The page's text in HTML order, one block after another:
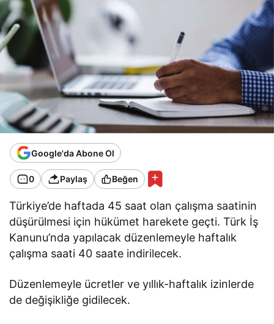
Google'da Abone Ol
0 Paylaş Beğen
Türkiye’de haftada 45 saat olan çalışma saatinin
düşürülmesi için hükümet harekete geçti. Türk İş
Kanunu’nda yapılacak düzenlemeyle haftalık
çalışma saati 40 saate indirilecek.
Düzenlemeyle ücretler ve yıllık-haftalık izinlerde
de değişikliğe gidilecek.